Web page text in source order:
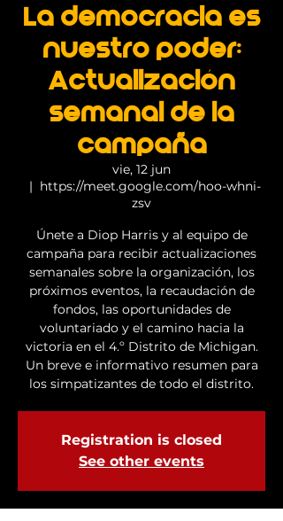
La democracia es
nuestro poder:
Actualización
semanal de la
campaña
vie, 12 jun
  |
https://meet.google.com/hoo-whni-
zsv
Únete a Diop Harris y al equipo de
campaña para recibir actualizaciones
semanales sobre la organización, los
próximos eventos, la recaudación de
fondos, las oportunidades de
voluntariado y el camino hacia la
victoria en el 4.º Distrito de Michigan.
Un breve e informativo resumen para
los simpatizantes de todo el distrito.
Registration is closed
See other events